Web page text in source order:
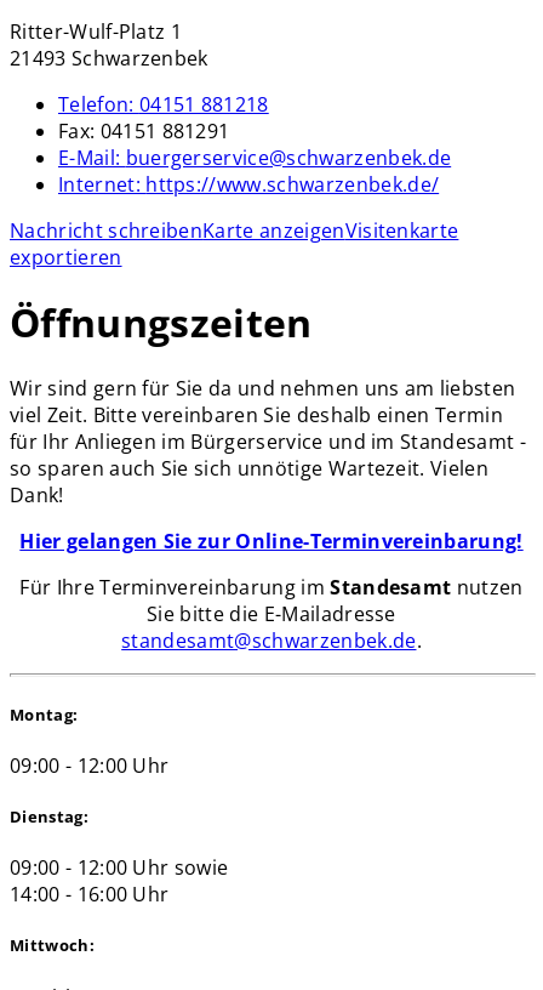
Ritter-Wulf-Platz 1
21493 Schwarzenbek
Telefon: 04151 881218
Fax: 04151 881291
E-Mail: buergerservice@schwarzenbek.de
Internet: https://www.schwarzenbek.de/
Nachricht schreibenKarte anzeigenVisitenkarte
exportieren
Öffnungszeiten
Wir sind gern für Sie da und nehmen uns am liebsten
viel Zeit. Bitte vereinbaren Sie deshalb einen Termin
für Ihr Anliegen im Bürgerservice und im Standesamt -
so sparen auch Sie sich unnötige Wartezeit. Vielen
Dank!
Hier gelangen Sie zur Online-Terminvereinbarung!
Für Ihre Terminvereinbarung imStandesamt nutzen
Sie bitte die E-Mailadresse
standesamt@schwarzenbek.de.
Montag:
09:00 - 12:00 Uhr
Dienstag:
09:00 - 12:00 Uhr sowie
14:00 - 16:00 Uhr
Mittwoch: